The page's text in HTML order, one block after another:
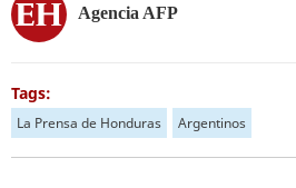
Agencia AFP
Tags:
La Prensa de Honduras Argentinos